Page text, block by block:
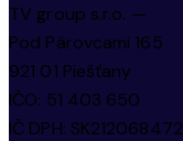
TV group s.r.o. —
Pod Párovcami 165
921 01 Piešťany
IČO: 51 403 650
IČ DPH: